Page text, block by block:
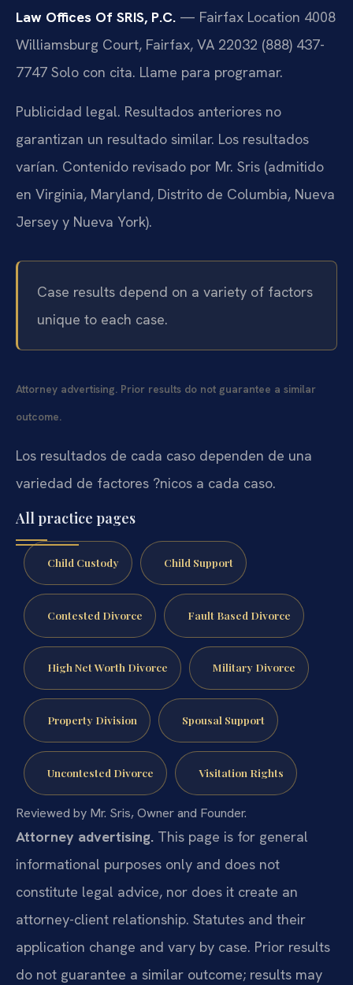
Law Offices Of SRIS, P.C. — Fairfax Location 4008
Williamsburg Court, Fairfax, VA 22032 (888) 437-
7747 Solo con cita. Llame para programar.
Publicidad legal. Resultados anteriores no
garantizan un resultado similar. Los resultados
varían. Contenido revisado por Mr. Sris (admitido
en Virginia, Maryland, Distrito de Columbia, Nueva
Jersey y Nueva York).
Case results depend on a variety of factors
unique to each case.
Attorney advertising. Prior results do not guarantee a similar
outcome.
Los resultados de cada caso dependen de una
variedad de factores ?nicos a cada caso.
All practice pages
Child Custody Child Support
Contested Divorce Fault Based Divorce
High Net Worth Divorce Military Divorce
Property Division Spousal Support
Uncontested Divorce Visitation Rights
Reviewed by Mr. Sris, Owner and Founder.
Attorney advertising. This page is for general
informational purposes only and does not
constitute legal advice, nor does it create an
attorney-client relationship. Statutes and their
application change and vary by case. Prior results
do not guarantee a similar outcome; results may